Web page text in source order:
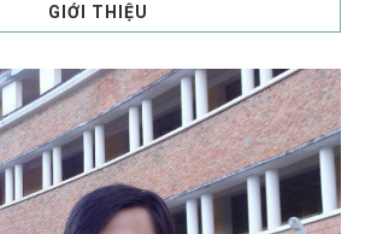
GIỚI THIỆU